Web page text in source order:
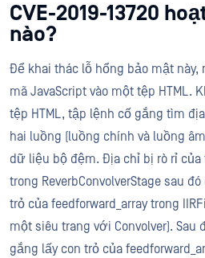
CVE-2019-13720
nào?
Để khai thác lỗ hổng bảo mật
mã JavaScript vào một tệp
tệp HTML, tập lệnh cố gắng tìm
hai luồng (luồng chính và luồng
dữ liệu bộ đệm. Địa chỉ bị rò rỉ của
trong ReverbConvolverStage sau
trỏ của feedforward_array trong
một siêu trang với Convolver). Sau
gắng lấy con trỏ của